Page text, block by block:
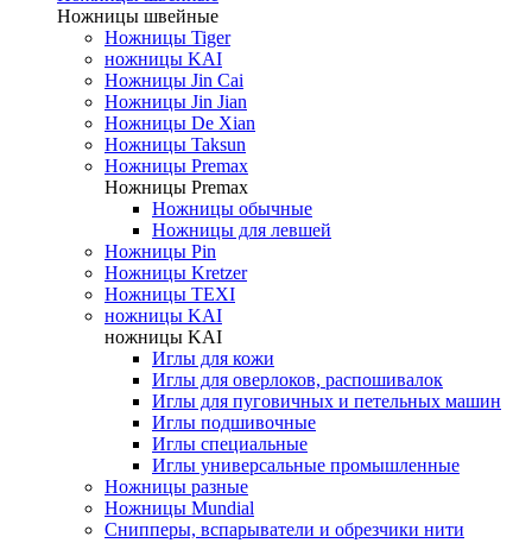
Ножницы швейные
Ножницы Tiger
ножницы KAI
Ножницы Jin Cai
Ножницы Jin Jian
Ножницы De Xian
Ножницы Taksun
Ножницы Premax
Ножницы Premax
Ножницы обычные
Ножницы для левшей
Ножницы Pin
Ножницы Kretzer
Ножницы TEXI
ножницы KAI
ножницы KAI
Иглы для кожи
Иглы для оверлоков, распошивалок
Иглы для пуговичных и петельных машин
Иглы подшивочные
Иглы специальные
Иглы универсальные промышленные
Ножницы разные
Ножницы Mundial
Снипперы, вспарыватели и обрезчики нити